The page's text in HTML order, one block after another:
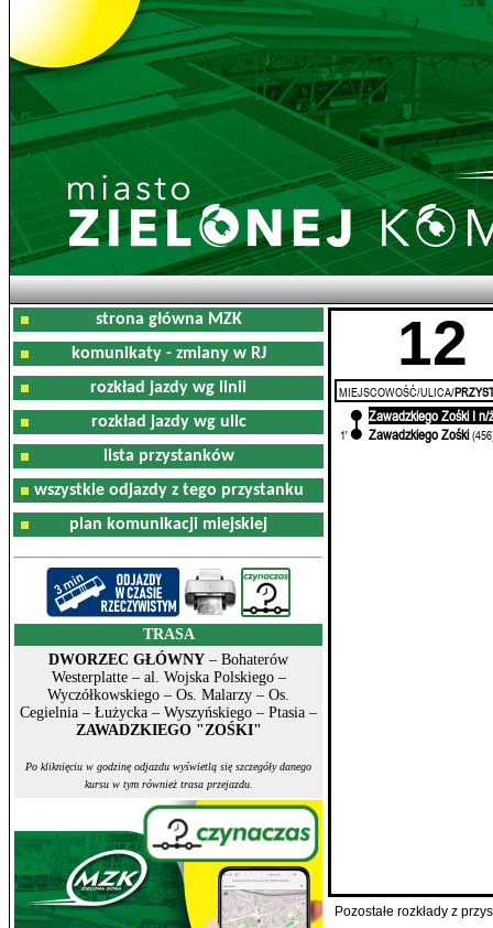
strona główna MZK
komunikaty - zmiany w RJ
rozkład jazdy wg linii
rozkład jazdy wg ulic
lista przystanków
wszystkie odjazdy z tego przystanku
plan komunikacji miejskiej
TRASA
DWORZEC GŁÓWNY – Bohaterów
Westerplatte – al. Wojska Polskiego –
Wyczółkowskiego – Os. Malarzy – Os.
Cegielnia – Łużycka – Wyszyńskiego – Ptasia –
ZAWADZKIEGO "ZOŚKI"
Po kliknięciu w godzinę odjazdu wyświetlą się szczegóły danego
kursu w tym również trasa przejazdu.
12
MIEJSCOWOŚĆ/ULICA/
Zawadzkiego Zośki I n/
1' Zawadzkiego Zośki
Pozostałe rozkłady z